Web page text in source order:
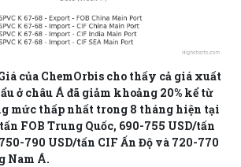
của ChemOrbis cho thấy cả giá xuất
ở châu Á đã giảm khoảng 20% kể từ
mức thấp nhất trong 8 tháng hiện tại
FOB Trung Quốc, 690-755 USD/tấn
790 USD/tấn CIF Ấn Độ và 720-770
Nam Á.